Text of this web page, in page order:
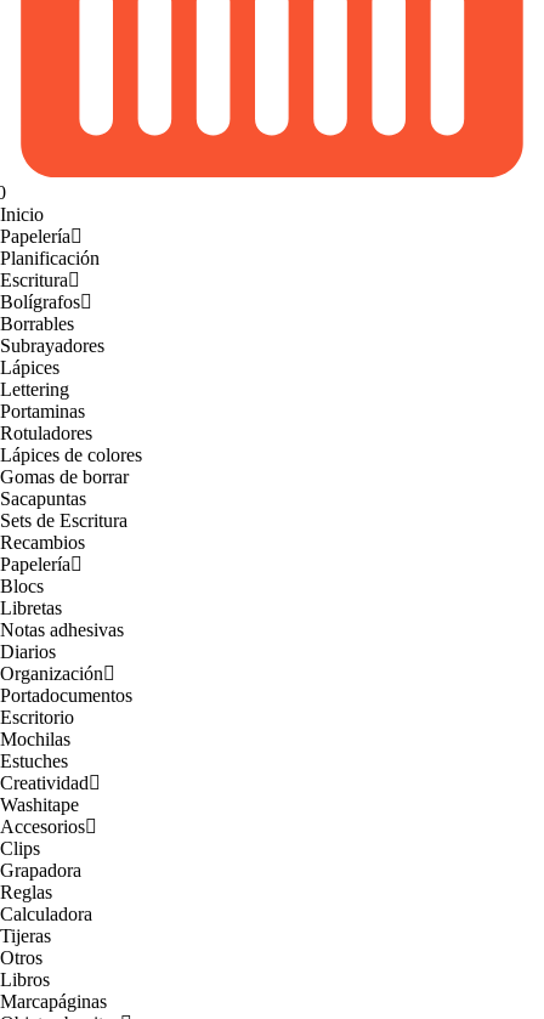
Inicio
Papelería
Planificación
Escritura
Bolígrafos
Borrables
Subrayadores
Lápices
Lettering
Portaminas
Rotuladores
Lápices de colores
Gomas de borrar
Sacapuntas
Sets de Escritura
Recambios
Papelería
Blocs
Libretas
Notas adhesivas
Diarios
Organización
Portadocumentos
Escritorio
Mochilas
Estuches
Creatividad
Washitape
Accesorios
Clips
Grapadora
Reglas
Calculadora
Tijeras
Otros
Libros
Marcapáginas